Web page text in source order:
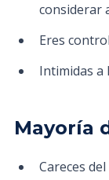
considerar
Eres
Intimidas a
Mayoría
Careces